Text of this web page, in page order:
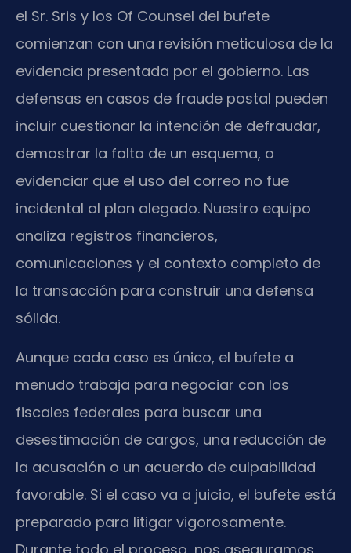
el Sr. Sris y los Of Counsel del bufete
comienzan con una revisión meticulosa de la
evidencia presentada por el gobierno. Las
defensas en casos de fraude postal pueden
incluir cuestionar la intención de defraudar,
demostrar la falta de un esquema, o
evidenciar que el uso del correo no fue
incidental al plan alegado. Nuestro equipo
analiza registros financieros,
comunicaciones y el contexto completo de
la transacción para construir una defensa
sólida.
Aunque cada caso es único, el bufete a
menudo trabaja para negociar con los
fiscales federales para buscar una
desestimación de cargos, una reducción de
la acusación o un acuerdo de culpabilidad
favorable. Si el caso va a juicio, el bufete está
preparado para litigar vigorosamente.